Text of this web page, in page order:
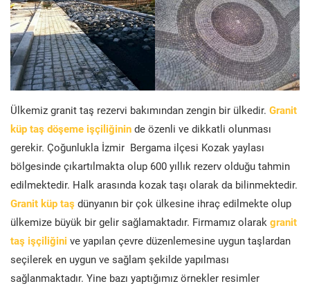
Ülkemiz granit taş rezervi bakımından zengin bir ülkedir. Granit
küp taş döşeme işçiliğinin de özenli ve dikkatli olunması
gerekir. Çoğunlukla İzmir Bergama ilçesi Kozak yaylası
bölgesinde çıkartılmakta olup 600 yıllık rezerv olduğu tahmin
edilmektedir. Halk arasında kozak taşı olarak da bilinmektedir.
Granit küp taş dünyanın bir çok ülkesine ihraç edilmekte olup
ülkemize büyük bir gelir sağlamaktadır. Firmamız olarak granit
taş işçiliğini ve yapılan çevre düzenlemesine uygun taşlardan
seçilerek en uygun ve sağlam şekilde yapılması
sağlanmaktadır. Yine bazı yaptığımız örnekler resimler